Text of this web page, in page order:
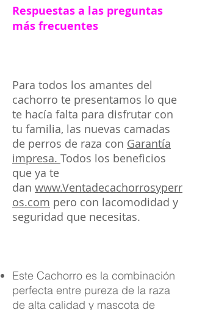
Respuestas a las preguntas
más frecuentes
Para todos los amantes del
cachorro te presentamos lo que
te hacía falta para disfrutar con
tu familia, las nuevas camadas
de perros de raza con Garantía
impresa. Todos los beneficios
que ya te
dan www.Ventadecachorrosyperr
os.com pero con lacomodidad y
seguridad que necesitas.
Este Cachorro es la combinación
perfecta entre pureza de la raza
de alta calidad y mascota de